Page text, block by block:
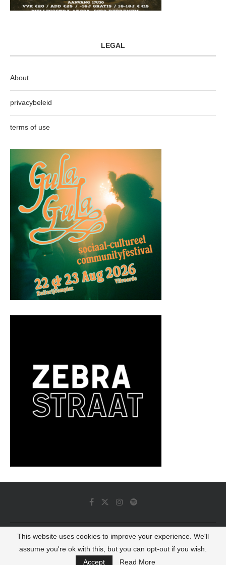
LEGAL
About
privacybeleid
terms of use
© 2022 - Luminous Dash All Rights Reserved
BACK TO TOP
This website uses cookies to improve your experience. We'll
assume you're ok with this, but you can opt-out if you wish.
Accept
Read More